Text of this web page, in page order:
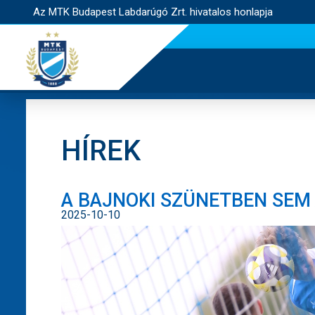
Az MTK Budapest Labdarúgó Zrt. hivatalos honlapja
HÍREK
A BAJNOKI SZÜNETBEN
2025-10-10